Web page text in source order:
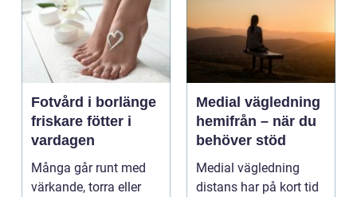
Fotvård i borlänge
friskare fötter i
vardagen
Många går runt med
värkande, torra eller
Medial vägledning
hemifrån – när du
behöver stöd
Medial vägledning
distans har på kort tid